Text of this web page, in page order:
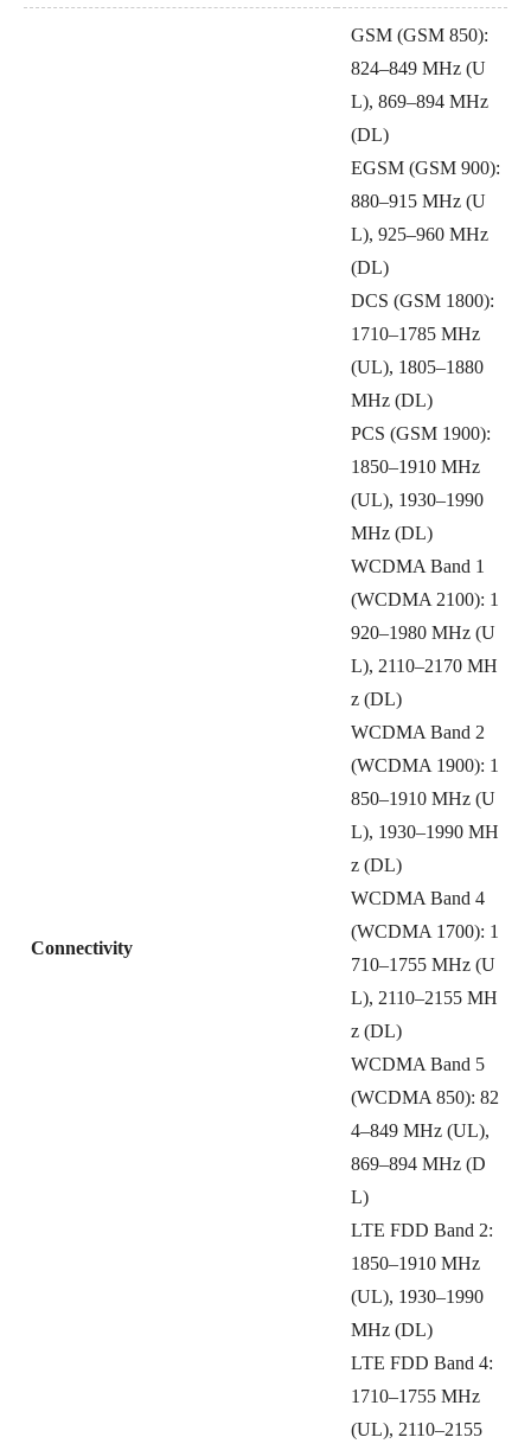
Connectivity
GSM (GSM 850):
824–849 MHz (U
L), 869–894 MHz
(DL)
EGSM (GSM 900):
880–915 MHz (U
L), 925–960 MHz
(DL)
DCS (GSM 1800):
1710–1785 MHz
(UL), 1805–1880
MHz (DL)
PCS (GSM 1900):
1850–1910 MHz
(UL), 1930–1990
MHz (DL)
WCDMA Band 1
(WCDMA 2100): 1
920–1980 MHz (U
L), 2110–2170 MH
z (DL)
WCDMA Band 2
(WCDMA 1900): 1
850–1910 MHz (U
L), 1930–1990 MH
z (DL)
WCDMA Band 4
(WCDMA 1700): 1
710–1755 MHz (U
L), 2110–2155 MH
z (DL)
WCDMA Band 5
(WCDMA 850): 82
4–849 MHz (UL),
869–894 MHz (D
L)
LTE FDD Band 2:
1850–1910 MHz
(UL), 1930–1990
MHz (DL)
LTE FDD Band 4:
1710–1755 MHz
(UL), 2110–2155